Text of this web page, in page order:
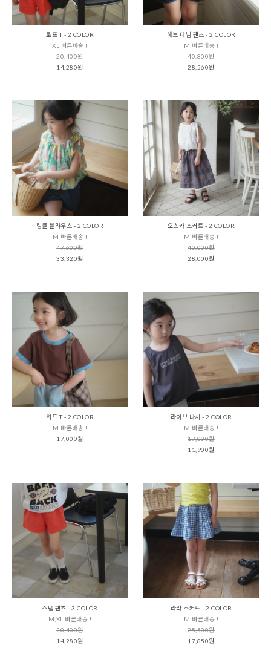
로프 T - 2 COLOR
XL 빠른배송 !
20,400원
14,280원
해브 데님 팬츠 - 2 COLOR
M 빠른배송 !
40,800원
28,560원
링클 블라우스 - 2 COLOR
M 빠른배송 !
47,600원
33,320원
오스카 스커트 - 2 COLOR
M 빠른배송 !
40,000원
28,000원
위드 T - 2 COLOR
M 빠른배송 !
17,000원
라이브 나시 - 2 COLOR
M 빠른배송 !
17,000원
11,900원
스탭 팬츠 - 3 COLOR
M,XL 빠른배송 !
20,400원
14,280원
라라 스커트 - 2 COLOR
M 빠른배송 !
25,500원
17,850원